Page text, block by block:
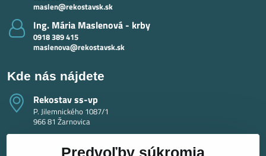
maslen@rekostavsk.sk
Ing​. Mária Maslenová - krby
0918 389 415
maslenova@rekostavsk.sk
Kde nás nájdete
Rekostav ss-vp
P. Jilemnického 1087/1
966 81 Žarnovica
Predvoľby súkromia